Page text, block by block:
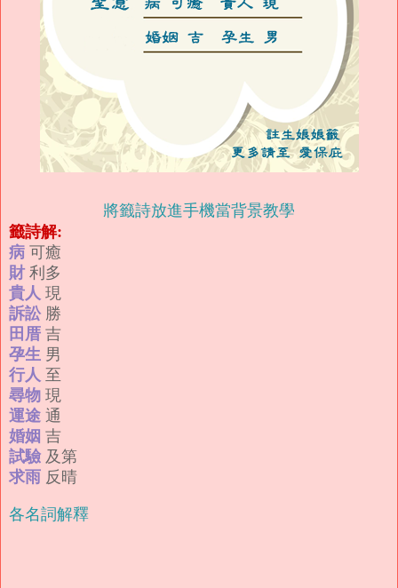
將籤詩放進手機當背景教學
籤詩解:
病 可癒
財利多
貴人 現
訴訟 勝
田厝 吉
孕生 男
行人 至
尋物 現
運途 通
婚姻 吉
試驗 及第
求雨 反晴
各名詞解釋